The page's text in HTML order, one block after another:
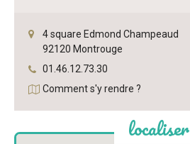
4 square Edmond Champeaud
92120 Montrouge
Tél.:
01.46.12.73.30
Comment s'y rendre ?
localiser